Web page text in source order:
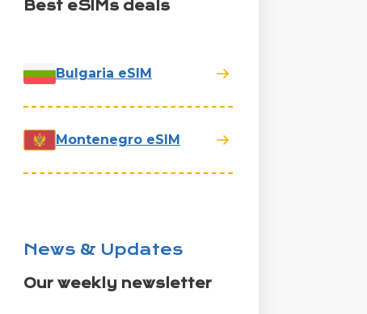
Best eSIMs deals
Bulgaria eSIM
Montenegro eSIM
News & Updates
Our weekly newsletter